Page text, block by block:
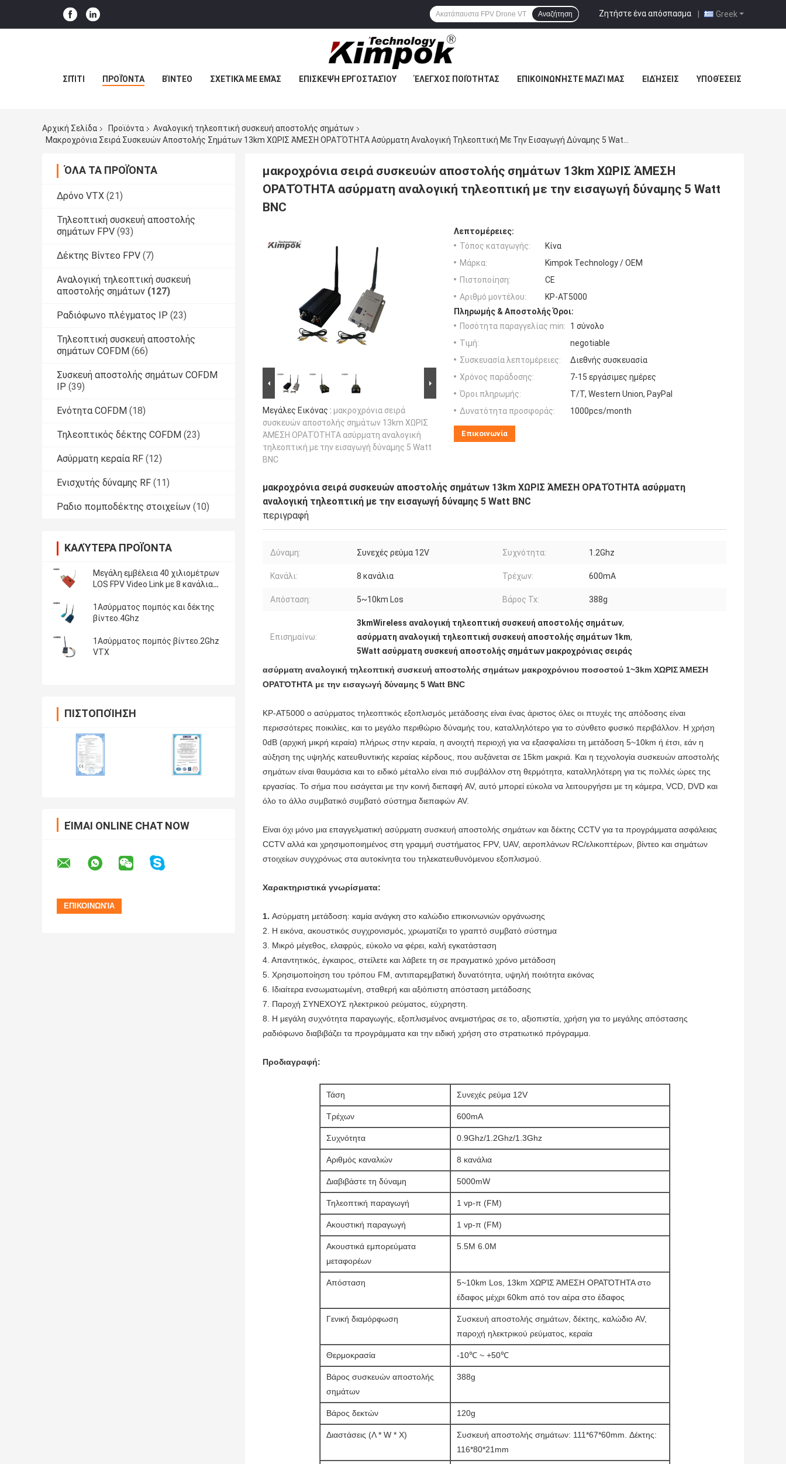
Greek
Ζητήστε ένα απόσπασμα |
Αναζήτηση
ΣΠΊΤΙ ΠΡΟΪΌΝΤΑ ΒΊΝΤΕΟ ΣΧΕΤΙΚΆ ΜΕ ΕΜΆΣ ΕΠΙΣΚΕΨΉ ΕΡΓΟΣΤΑΣΊΟΥ ΈΛΕΓΧΟΣ ΠΟΙΌΤΗΤΑΣ ΕΠΙΚΟΙΝΩΝΉΣΤΕ ΜΑΖΊ ΜΑΣ ΕΙΔΉΣΕΙΣ ΥΠΟΘΈΣΕΙΣ
Αρχική Σελίδα Προϊόντα
Αναλογική τηλεοπτική συσκευή αποστολής σημάτων
ΌΛΑ ΤΑ ΠΡΟΪΌΝΤΑ
Δρόνο VTX (21)
Τηλεοπτική συσκευή αποστολής
σημάτων FPV (93)
Δέκτης Βίντεο FPV (7)
Αναλογική τηλεοπτική συσκευή
αποστολής σημάτων (127)
Ραδιόφωνο πλέγματος IP (23)
Τηλεοπτική συσκευή αποστολής
σημάτων COFDM (66)
Συσκευή αποστολής σημάτων COFDM
IP (39)
Ενότητα COFDM (18)
Τηλεοπτικός δέκτης COFDM (23)
Ασύρματη κεραία RF (12)
Ενισχυτής δύναμης RF (11)
Ραδιο πομποδέκτης στοιχείων (10)
ΚΑΛΎΤΕΡΑ ΠΡΟΪΌΝΤΑ
Μεγάλη εμβέλεια 40 χιλιομέτρων
LOS FPV Video Link με 8 κανάλια
1Ασύρματος πομπός και δέκτης
βίντεο.4Ghz
1Ασύρματος πομπός βίντεο.2Ghz
VTX
ΠΙΣΤΟΠΟΊΗΣΗ
ΕΊΜΑΙ ONLINE CHAT NOW
μακροχρόνια σειρά συσκευών αποστολής σημάτων 13km ΧΩΡΙΣ ΆΜΕΣΗ
ΟΡΑΤΌΤΗΤΑ ασύρματη αναλογική τηλεοπτική με την εισαγωγή δύναμης 5 Watt
BNC
Μεγάλες Εικόνας : μακροχρόνια σειρά
συσκευών αποστολής σημάτων 13km ΧΩΡΙΣ
ΆΜΕΣΗ ΟΡΑΤΌΤΗΤΑ ασύρματη αναλογική
τηλεοπτική με την εισαγωγή δύναμης 5 Watt
BNC
Λεπτομέρειες:
Τόπος καταγωγής:
Κίνα
Μάρκα:
Kimpok Technology / OEM
Πιστοποίηση:
CE
Αριθμό μοντέλου:
KP-AT5000
Πληρωμής & Αποστολής Όροι:
Ποσότητα παραγγελίας min:
1 σύνολο
Τιμή:
negotiable
Συσκευασία λεπτομέρειες:
Διεθνής συσκευασία
Χρόνος παράδοσης:
7-15 εργάσιμες ημέρες
Όροι πληρωμής:
T/T, Western Union, PayPal
Δυνατότητα προσφοράς:
1000pcs/month
Επικοινωνία
μακροχρόνια σειρά συσκευών αποστολής σημάτων 13km ΧΩΡΙΣ ΆΜΕΣΗ ΟΡΑΤΌΤΗΤΑ ασύρματη
αναλογική τηλεοπτική με την εισαγωγή δύναμης 5 Watt BNC
περιγραφή
Δύναμη: Συνεχές ρεύμα 12V Συχνότητα: 1.2Ghz
Κανάλι: 8 κανάλια Τρέχων: 600mA
Απόσταση: 5~10km Los Βάρος Tx: 388g
Επισημαίνω:
3kmWireless αναλογική τηλεοπτική συσκευή αποστολής σημάτων,
ασύρματη αναλογική τηλεοπτική συσκευή αποστολής σημάτων 1km,
5Watt ασύρματη συσκευή αποστολής σημάτων μακροχρόνιας σειράς
ασύρματη αναλογική τηλεοπτική συσκευή αποστολής σημάτων μακροχρόνιου ποσοστού 1~3km ΧΩΡΙΣ ΆΜΕΣΗ
ΟΡΑΤΌΤΗΤΑ με την εισαγωγή δύναμης 5 Watt BNC
KP-AT5000 ο ασύρματος τηλεοπτικός εξοπλισμός μετάδοσης είναι ένας άριστος όλες οι πτυχές της απόδοσης είναι
περισσότερες ποικιλίες, και το μεγάλο περιθώριο δύναμής του, καταλληλότερο για το σύνθετο φυσικό περιβάλλον. Η χρήση
0dB (αρχική μικρή κεραία) πλήρως στην κεραία, η ανοιχτή περιοχή για να εξασφαλίσει τη μετάδοση 5~10km ή έτσι, εάν η
αύξηση της υψηλής κατευθυντικής κεραίας κέρδους, που αυξάνεται σε 15km μακριά. Και η τεχνολογία συσκευών αποστολής
σημάτων είναι θαυμάσια και το ειδικό μέταλλο είναι πιό συμβάλλον στη θερμότητα, καταλληλότερη για τις πολλές ώρες της
εργασίας. Το σήμα που εισάγεται με την κοινή διεπαφή AV, αυτό μπορεί εύκολα να λειτουργήσει με τη κάμερα, VCD, DVD και
όλο το άλλο συμβατικό συμβατό σύστημα διεπαφών AV.
Είναι όχι μόνο μια επαγγελματική ασύρματη συσκευή αποστολής σημάτων και δέκτης CCTV για τα προγράμματα ασφάλειας
CCTV αλλά και χρησιμοποιημένος στη γραμμή συστήματος FPV, UAV, αεροπλάνων RC/ελικοπτέρων, βίντεο και σημάτων
στοιχείων συγχρόνως στα αυτοκίνητα του τηλεκατευθυνόμενου εξοπλισμού.
Χαρακτηριστικά γνωρίσματα:
1. Ασύρματη μετάδοση: καμία ανάγκη στο καλώδιο επικοινωνιών οργάνωσης
2. Η εικόνα, ακουστικός συγχρονισμός, χρωματίζει το γραπτό συμβατό σύστημα
3. Μικρό μέγεθος, ελαφρύς, εύκολο να φέρει, καλή εγκατάσταση
4. Απαντητικός, έγκαιρος, στείλετε και λάβετε τη σε πραγματικό χρόνο μετάδοση
5. Χρησιμοποίηση του τρόπου FM, αντιπαρεμβατική δυνατότητα, υψηλή ποιότητα εικόνας
6. Ιδιαίτερα ενσωματωμένη, σταθερή και αξιόπιστη απόσταση μετάδοσης
7. Παροχή ΣΥΝΕΧΟΥΣ ηλεκτρικού ρεύματος, εύχρηστη.
8. Η μεγάλη συχνότητα παραγωγής, εξοπλισμένος ανεμιστήρας σε το, αξιοπιστία, χρήση για το μεγάλης απόστασης
ραδιόφωνο διαβιβάζει τα προγράμματα και την ειδική χρήση στο στρατιωτικό πρόγραμμα.
Προδιαγραφή:
Τάση Συνεχές ρεύμα 12V
Τρέχων 600mA
Συχνότητα 0.9Ghz/1.2Ghz/1.3Ghz
Αριθμός καναλιών 8 κανάλια
Διαβιβάστε τη δύναμη 5000mW
Τηλεοπτική παραγωγή 1 vp-π (FM)
Ακουστική παραγωγή 1 vp-π (FM)
Ακουστικά εμπορεύματα
μεταφορέων
5.5M 6.0M
Απόσταση
5~10km Los, 13km ΧΩΡΊΣ ΆΜΕΣΗ ΟΡΑΤΌΤΗΤΑ στο
έδαφος μέχρι 60km από τον αέρα στο έδαφος
Γενική διαμόρφωση
Συσκευή αποστολής σημάτων, δέκτης, καλώδιο AV,
παροχή ηλεκτρικού ρεύματος, κεραία
Θερμοκρασία -10℃ ~ +50℃
Βάρος συσκευών αποστολής
σημάτων
388g
Βάρος δεκτών 120g
Διαστάσεις (Λ * W * Χ)
Συσκευή αποστολής σημάτων: 111*67*60mm. Δέκτης:
116*80*21mm